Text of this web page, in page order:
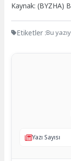
Kaynak: (BYZHA)
Etiketler :Bu
Yazı Sayısı